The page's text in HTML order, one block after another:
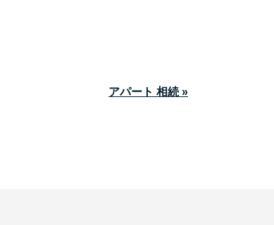
アパート 相続 »